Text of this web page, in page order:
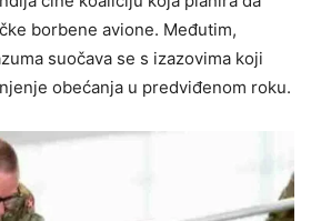
borbene avione. Međutim,
suočava se s izazovima koji
obećanja u predviđenom roku.